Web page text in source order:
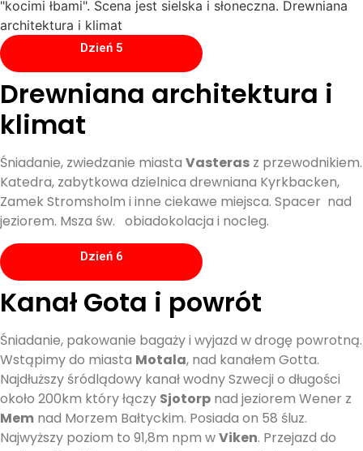
Dzień 5
Drewniana architektura i
klimat
Śniadanie, zwiedzanie miasta Vasteras z przewodnikiem.
Katedra, zabytkowa dzielnica drewniana Kyrkbacken,
Zamek Stromsholm i inne ciekawe miejsca. Spacer nad
jeziorem. Msza św. obiadokolacja i nocleg.
Dzień 6
Kanał Gota i powrót
Śniadanie, pakowanie bagaży i wyjazd w drogę powrotną.
Wstąpimy do miasta Motala, nad kanałem Gotta.
Najdłuższy śródlądowy kanał wodny Szwecji o długości
około 200km który łączy Sjotorp nad jeziorem Wener z
Mem nad Morzem Bałtyckim. Posiada on 58 śluz.
Najwyższy poziom to 91,8m npm wViken. Przejazd do